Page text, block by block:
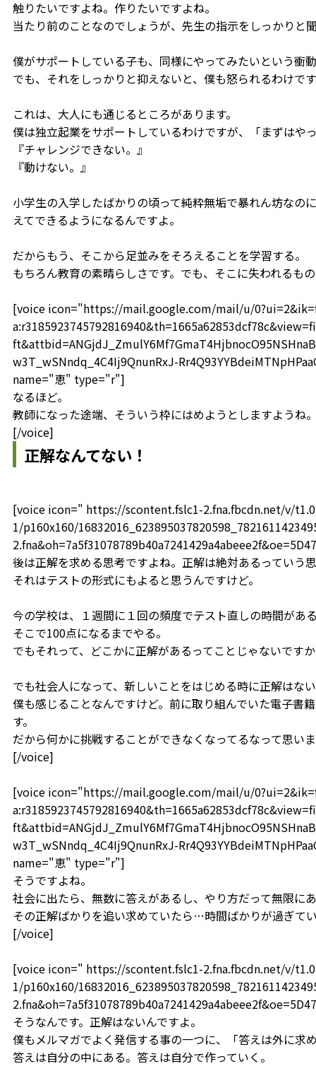
触りたいですよね。作りたいですよね。
当たり前のことなのでしょうが、先生の指示をしっかりと
僕がサポートしている子も、同様にやってみたいという衝
でも、それをしっかりと抑えないと、僕も怒られるわけで
これは、大人にも通じるところがあります。
僕は独立起業をサポートしているわけですが、「まずはや
『チャレンジできない。』
『動けない。』
小学生の入学したばかりの頃って純粋無垢で暴れん坊なの
えてできるようになるんですよ。
だからもう、そこから足並みをそろえることを学習する。
もちろん教育の素晴らしさです。でも、そこに失われるも
[voice icon="https://mail.google.com/mail/u/
w3T_wSNndq_4C4Ij9QnunRxJ-
name="恵" type="r"]
なるほど。
教師になった途端、そういう枠にはめようとしますようね
[/voice]
正解なんてない！
[voice icon=" https://scontent.fslc1-2.fna.fbcdn.net/v/
1/p160x160/
後は正解を求める思考ですよね。正解は絶対あるっていう
それはテストの形式にもよると思うんですけど。
今の学校は、１週間に１回の頻度でテスト直しの時間があ
そこで100点になるまでやる。
でもそれって、どこかに正解があるってことじゃないです
でも社会人になって、新しいことをはじめる時に正解はな
僕も感じることなんですけど。前に取り組んでいた電子書
す。
だから何かに挑戦することができなくなってるなって思い
[/voice]
[voice icon="https://mail.google.com/mail/u/
w3T_wSNndq_4C4Ij9QnunRxJ-
name="恵" type="r"]
そうですよね。
社会に出たら、無数に答えがあるし、やり方だって無限に
その正解ばかりを追い求めていたら…時間ばかりが過ぎて
[/voice]
[voice icon=" https://scontent.fslc1-2.fna.fbcdn.net/v/
1/p160x160/
そうなんです。正解はないんですよ。
僕もメルマガでよく発信する事の一つに、「答えは外に求
答えは自分の中にある。答えは自分で作っていく。